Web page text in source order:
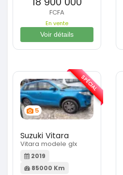
FCFA
En vente
Voir détails
5
Suzuki Vitara
Vitara modele glx
2019
85000 Km
SPÉCIAL